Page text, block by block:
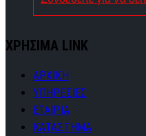
ΧΡΗΣΙΜΑ LINK
ΑΡΧΙΚΗ
ΥΠΗΡΕΣΙΕΣ
ΕΤΑΙΡΙΑ
ΚΑΤΑΣΤΗΜΑ